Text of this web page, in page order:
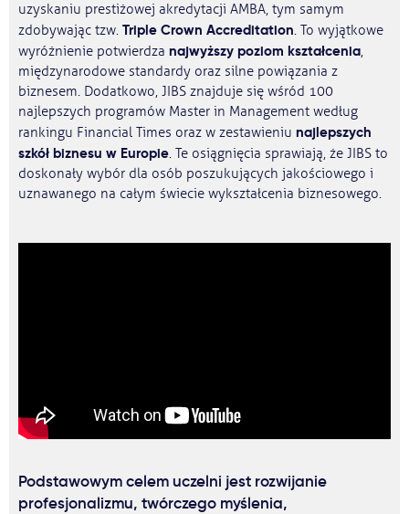
uzyskaniu prestiżowej akredytacji AMBA, tym samym
zdobywając tzw. Triple Crown Accreditation. To wyjątkowe
wyróżnienie potwierdza najwyższy poziom kształcenia,
międzynarodowe standardy oraz silne powiązania z
biznesem. Dodatkowo, JIBS znajduje się wśród 100
najlepszych programów Master in Management według
rankingu Financial Times oraz w zestawieniu najlepszych
szkół biznesu w Europie. Te osiągnięcia sprawiają, że JIBS to
doskonały wybór dla osób poszukujących jakościowego i
uznawanego na całym świecie wykształcenia biznesowego.
Podstawowym celem uczelni jest rozwijanie
profesjonalizmu, twórczego myślenia,